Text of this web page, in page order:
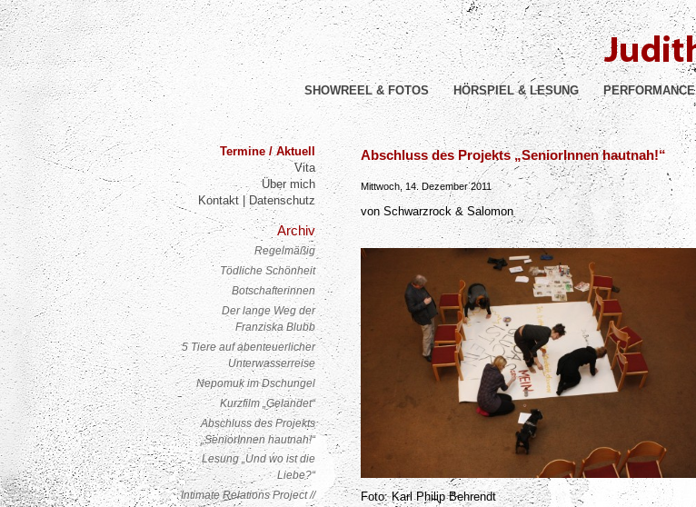
PERFORMANCE
HÖRSPIEL & LESUNG
SHOWREEL & FOTOS
Abschluss des Projekts „SeniorInnen hautnah!“
Mittwoch, 14. Dezember 2011
von Schwarzrock & Salomon
Foto: Karl Philip Behrendt
Post navigation
Termine / Aktuell
Vita
Über mich
Kontakt | Datenschutz
Archiv
Regelmäßig
Tödliche Schönheit
Botschafterinnen
Der lange Weg der
Franziska Blubb
5 Tiere auf abenteuerlicher
Unterwasserreise
Nepomuk im Dschungel
Kurzfilm „Gelandet“
Abschluss des Projekts
„SeniorInnen hautnah!“
Lesung „Und wo ist die
Liebe?“
Intimate Relations Project //